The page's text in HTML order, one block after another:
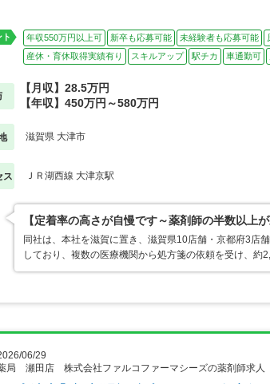
年収550万円以上可 新卒も応募可能 未経験者も応募可能
産休・育休取得実績有り
スキルアップ 駅チカ 車通勤可
【月収】28.5万円
【年収】450万円～580万円
滋賀県 大津市
ス ＪＲ湖西線 大津京駅
【定着率の高さが自慢です～薬剤師の半数以上
同社は、本社を滋賀に置き、滋賀県10店舗・京都府3店
しており、複数の医療機関から処方箋の依頼を受け、
06/29
局 瀬田店 株式会社ファルコファーマシーズの薬剤師求人